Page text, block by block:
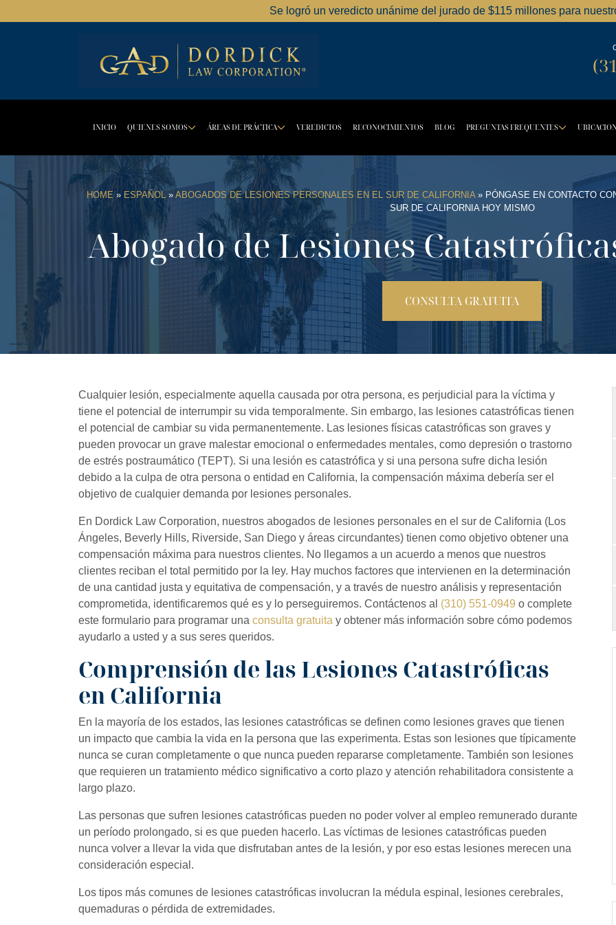
Se logró un veredicto unánime del jurado de $115 millones para
INICIO QUIENES SOMOS ÁREAS DE PRÁCTICA VEREDICTOS RECONOCIMIENTOS BLOG PREGUNTAS FREQUENTES
HOME» ESPAÑOL» ABOGADOS DE LESIONES PERSONALES EN EL SUR DE CALIFORNIA » PÓNGASE EN CONTACTO
SUR DE CALIFORNIA HOY MISMO
Abogado de Lesiones
CONSULTA GRATUITA
Cualquier lesión, especialmente aquella causada por otra persona, es perjudicial para la víctima y
tiene el potencial de interrumpir su vida temporalmente. Sin embargo, las lesiones catastróficas tienen
el potencial de cambiar su vida permanentemente. Las lesiones físicas catastróficas son graves y
pueden provocar un grave malestar emocional o enfermedades mentales, como depresión o trastorno
de estrés postraumático (TEPT). Si una lesión es catastrófica y si una persona sufre dicha lesión
debido a la culpa de otra persona o entidad en California, la compensación máxima debería ser el
objetivo de cualquier demanda por lesiones personales.
En Dordick Law Corporation, nuestros abogados de lesiones personales en el sur de California (Los
Ángeles, Beverly Hills, Riverside, San Diego y áreas circundantes) tienen como objetivo obtener una
compensación máxima para nuestros clientes. No llegamos a un acuerdo a menos que nuestros
clientes reciban el total permitido por la ley. Hay muchos factores que intervienen en la determinación
de una cantidad justa y equitativa de compensación, y a través de nuestro análisis y representación
comprometida, identificaremos qué es y lo perseguiremos. Contáctenos al (310) 551-0949 o complete
este formulario para programar una consulta gratuita y obtener más información sobre cómo podemos
ayudarlo a usted y a sus seres queridos.
Comprensión de las Lesiones Catastróficas
en California
En la mayoría de los estados, las lesiones catastróficas se definen como lesiones graves que tienen
un impacto que cambia la vida en la persona que las experimenta. Estas son lesiones que típicamente
nunca se curan completamente o que nunca pueden repararse completamente. También son lesiones
que requieren un tratamiento médico significativo a corto plazo y atención rehabilitadora consistente a
largo plazo.
Las personas que sufren lesiones catastróficas pueden no poder volver al empleo remunerado durante
un período prolongado, si es que pueden hacerlo. Las víctimas de lesiones catastróficas pueden
nunca volver a llevar la vida que disfrutaban antes de la lesión, y por eso estas lesiones merecen una
consideración especial.
Los tipos más comunes de lesiones catastróficas involucran la médula espinal, lesiones cerebrales,
quemaduras o pérdida de extremidades.